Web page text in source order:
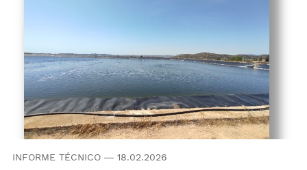
INFORME TÉCNICO — 18.02.2026